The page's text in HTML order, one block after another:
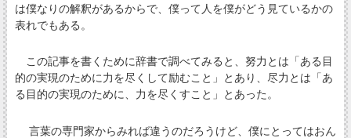
は僕なりの解釈があるからで、僕って人を僕がどう見ているかの
表れでもある。
この記事を書くために辞書で調べてみると、努力とは「ある目
的の実現のために力を尽くして励むこと」とあり、尽力とは「あ
る目的の実現のために、力を尽くすこと」とあった。
言葉の専門家からみれば違うのだろうけど、僕にとってはおん